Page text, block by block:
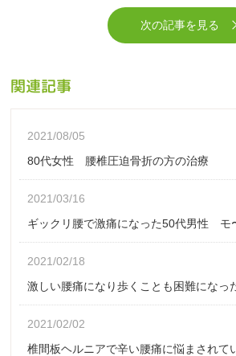
次の記事を見る
関連記事
2021/08/05
80代女性 腰椎圧迫骨折の方の治療
2021/03/16
ギックリ腰で激痛になった50代男性 モ
2021/02/18
激しい腰痛になり歩くことも困難になっ
2021/02/02
椎間板ヘルニアで辛い腰痛に悩まされて